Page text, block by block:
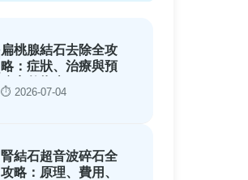
扁桃腺結石去除全攻
略：症狀、治療與預
防完整指南
⏱️ 2026-07-04
腎結石超音波碎石全
攻略：原理、費用、